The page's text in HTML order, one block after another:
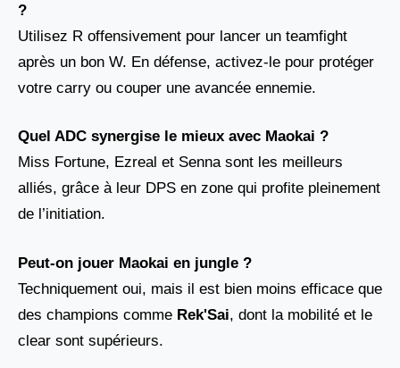
?
Utilisez R offensivement pour lancer un teamfight
après un bon W. En défense, activez-le pour protéger
votre carry ou couper une avancée ennemie.
Quel ADC synergise le mieux avec Maokai ?
Miss Fortune, Ezreal et Senna sont les meilleurs
alliés, grâce à leur DPS en zone qui profite pleinement
de l’initiation.
Peut-on jouer Maokai en jungle ?
Techniquement oui, mais il est bien moins efficace que
des champions comme Rek'Sai, dont la mobilité et le
clear sont supérieurs.